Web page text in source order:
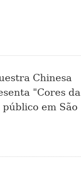
Chinesa
"Cores da
em São